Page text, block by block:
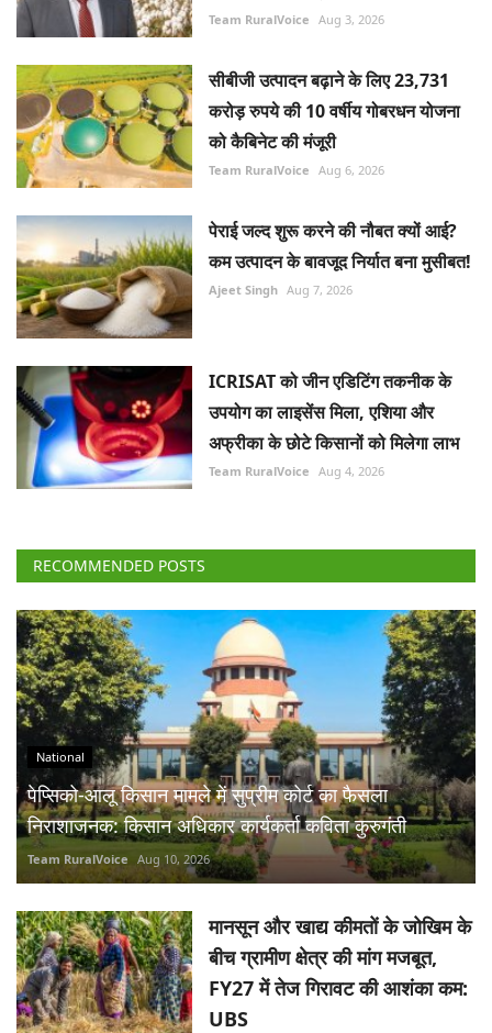
Team RuralVoice Aug 3, 2026
सीबीजी उत्पादन बढ़ाने के लिए 23,731
करोड़ रुपये की 10 वर्षीय गोबरधन योजना
को कैबिनेट की मंजूरी
Team RuralVoice Aug 6, 2026
पेराई जल्द शुरू करने की नौबत क्यों आई?
कम उत्पादन के बावजूद निर्यात बना मुसीबत!
Ajeet Singh Aug 7, 2026
ICRISAT को जीन एडिटिंग तकनीक के
उपयोग का लाइसेंस मिला, एशिया और
अफ्रीका के छोटे किसानों को मिलेगा लाभ
Team RuralVoice Aug 4, 2026
RECOMMENDED POSTS
National
पेप्सिको-आलू किसान मामले में सुप्रीम कोर्ट का फैसला
निराशाजनक: किसान अधिकार कार्यकर्ता कविता कुरुगंती
Team RuralVoice Aug 10, 2026
मानसून और खाद्य कीमतों के जोखिम के
बीच ग्रामीण क्षेत्र की मांग मजबूत,
FY27 में तेज गिरावट की आशंका कम:
UBS